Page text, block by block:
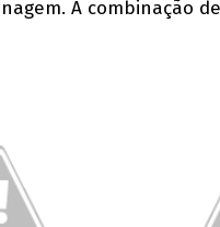
A combinação